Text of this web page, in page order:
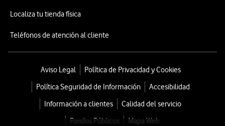
Localiza tu tienda física
Teléfonos de atención al cliente
Aviso Legal
Política de Privacidad y Cookies
Política Seguridad de Información
Accesibilidad
Información a clientes
Calidad del servicio
Fondos Públicos
Mapa Web